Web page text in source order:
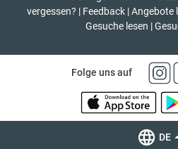
vergessen? | Feedback | Angebote
Gesuche lesen |
Folge uns auf
DE